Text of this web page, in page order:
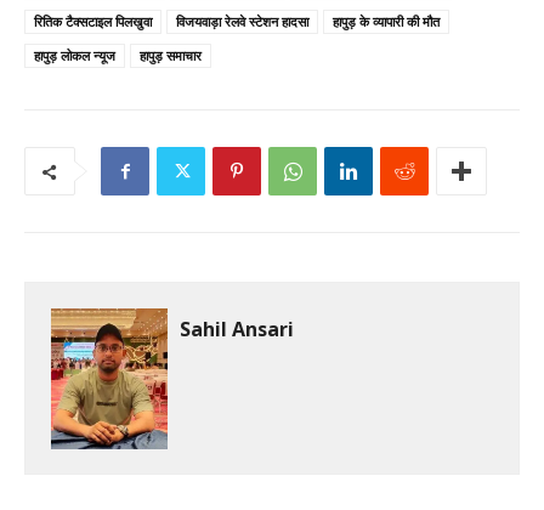
रितिक टैक्सटाइल पिलखुवा
विजयवाड़ा रेलवे स्टेशन हादसा
हापुड़ के व्यापारी की मौत
हापुड़ लोकल न्यूज
हापुड़ समाचार
Sahil Ansari